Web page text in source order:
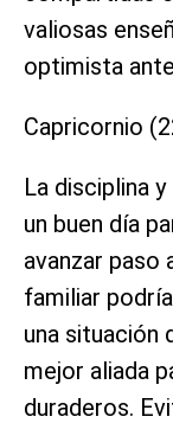
valiosas
optimista
Capricornio
La disciplina
un buen día
avanzar paso
familiar
una situación
mejor aliada
duraderos.